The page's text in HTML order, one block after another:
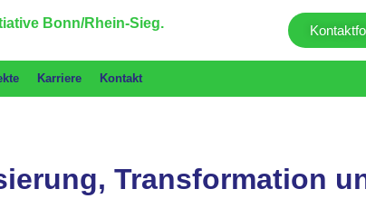
Bonn/Rhein-Sieg.
Karriere Kontakt
Transformation